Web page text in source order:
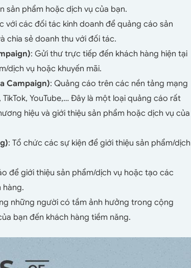
sản phẩm hoặc dịch vụ của bạn.
với các đối tác kinh doanh để quảng cáo sản
chia sẻ doanh thu với đối tác.
: Gửi thư trực tiếp đến khách hàng hiện tại
dịch vụ hoặc khuyến mãi.
Campaign): Quảng cáo trên các nền tảng mạng
YouTube,… Đây là một loại quảng cáo rất
hiệu và giới thiệu sản phẩm hoặc dịch vụ của
: Tổ chức các sự kiện để giới thiệu sản phẩm/dịch
để giới thiệu sản phẩm/dịch vụ hoặc tạo các
hàng.
những người có tầm ảnh hưởng trong cộng
bạn đến khách hàng tiềm năng.